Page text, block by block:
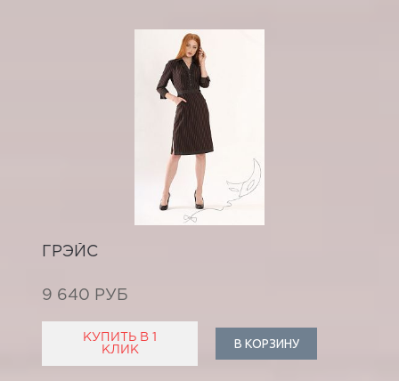
ГРЭЙС
9 640 РУБ
КУПИТЬ В 1
КЛИК
В КОРЗИНУ